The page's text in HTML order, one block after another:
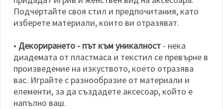
Подчертайте своя стил и предпочитания, като
изберете материали, които ви отразяват.
• Декорирането - път към уникалност - нека
диадемата от пластмаса и текстил се превърне в
произведение на изкуството, което отразява
вас. Играйте с разнообразие от материали и
елементи, за да създадете аксесоар, който е
напълно ваш.